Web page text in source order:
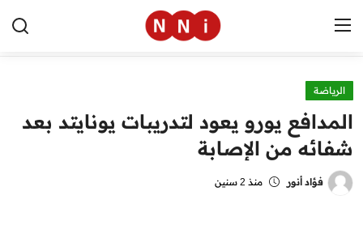
الرئيسية
اخبار مصر
العالم
الرياضة
المدافع يورو يعود لتدريبات يونايتد بعد
شفائه من الإصابة
فؤاد أنور منذ 2 سنين